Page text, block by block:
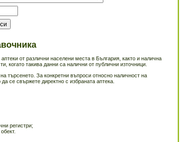
от различни населени места в България, както и налична
когато такива данни са налични от публични източници.
търсенето. За конкретни въпроси относно наличност на
се свържете директно с избраната аптека.
регистри;